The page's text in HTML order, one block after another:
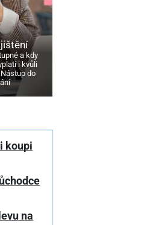
a kdy
i kvůli
Nástup do
koupi
na